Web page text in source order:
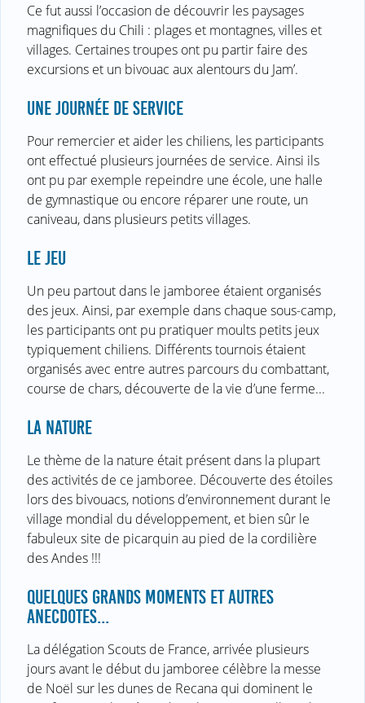
Ce fut aussi l’occasion de découvrir les paysages
magnifiques du Chili : plages et montagnes, villes et
villages. Certaines troupes ont pu partir faire des
excursions et un bivouac aux alentours du Jam’.
UNE JOURNÉE DE SERVICE
Pour remercier et aider les chiliens, les participants
ont effectué plusieurs journées de service. Ainsi ils
ont pu par exemple repeindre une école, une halle
de gymnastique ou encore réparer une route, un
caniveau, dans plusieurs petits villages.
LE JEU
Un peu partout dans le jamboree étaient organisés
des jeux. Ainsi, par exemple dans chaque sous-camp,
les participants ont pu pratiquer moults petits jeux
typiquement chiliens. Différents tournois étaient
organisés avec entre autres parcours du combattant,
course de chars, découverte de la vie d’une ferme...
LA NATURE
Le thème de la nature était présent dans la plupart
des activités de ce jamboree. Découverte des étoiles
lors des bivouacs, notions d’environnement durant le
village mondial du développement, et bien sûr le
fabuleux site de picarquin au pied de la cordilière
des Andes !!!
QUELQUES GRANDS MOMENTS ET AUTRES
ANECDOTES...
La délégation Scouts de France, arrivée plusieurs
jours avant le début du jamboree célèbre la messe
de Noël sur les dunes de Recana qui dominent le